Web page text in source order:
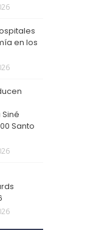
en los
Santo